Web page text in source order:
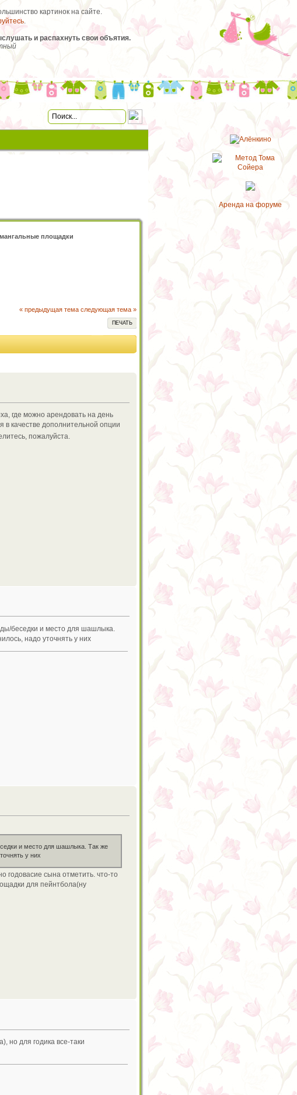
картинок на сайте.
.
и распахнуть свои объятия.
мангальные площадки
« предыдущая тема следующая тема »
ПЕЧАТЬ
где можно арендовать на день
качестве дополнительной опции
пожалуйста.
беседки и место для шашлыка.
надо уточнять у них
и место для шашлыка. Так же
у них
годовасие сына отметить. что-то
для пейнтбола(ну
но для годика все-таки
Аренда на форуме